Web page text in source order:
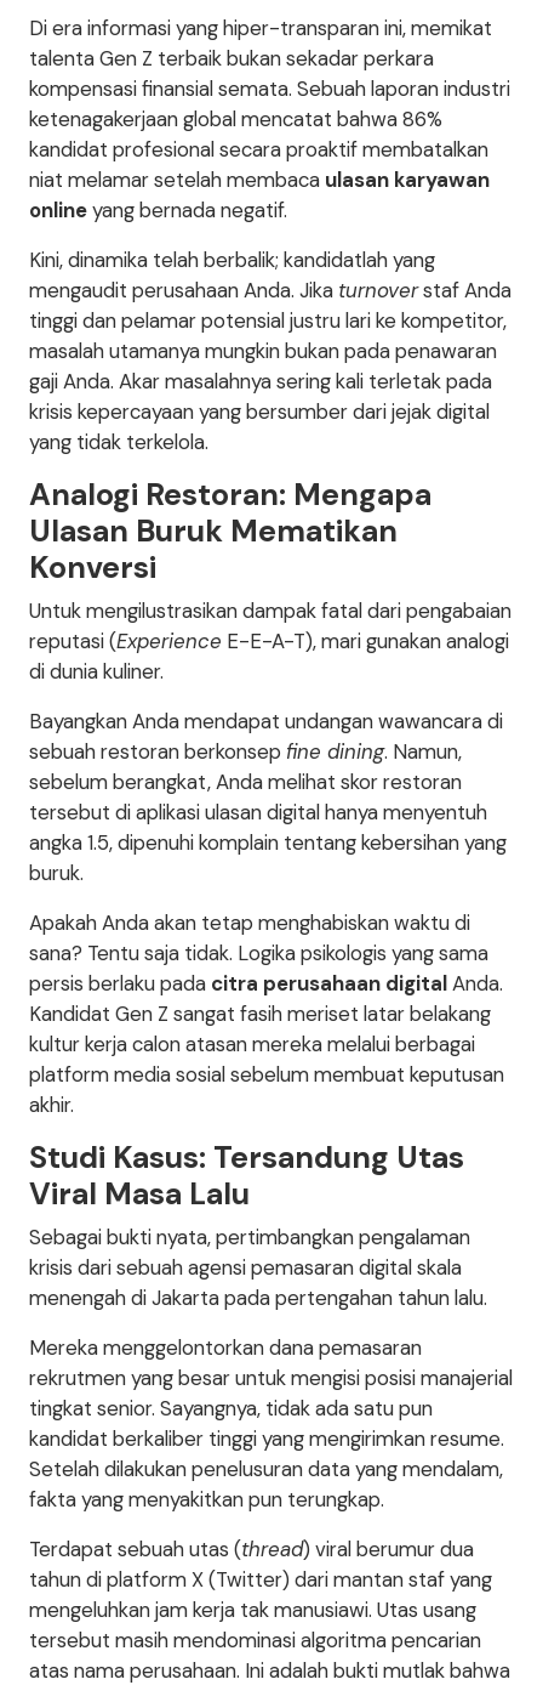
Di era informasi yang hiper-transparan ini, memikat
talenta Gen Z terbaik bukan sekadar perkara
kompensasi finansial semata. Sebuah laporan industri
ketenagakerjaan global mencatat bahwa 86%
kandidat profesional secara proaktif membatalkan
niat melamar setelah membaca ulasan karyawan
onlineyang bernada negatif.
Kini, dinamika telah berbalik; kandidatlah yang
mengaudit perusahaan Anda. Jika turnoverstaf Anda
tinggi dan pelamar potensial justru lari ke kompetitor,
masalah utamanya mungkin bukan pada penawaran
gaji Anda. Akar masalahnya sering kali terletak pada
krisis kepercayaan yang bersumber dari jejak digital
yang tidak terkelola.
Analogi Restoran: Mengapa
Ulasan Buruk Mematikan
Konversi
Untuk mengilustrasikan dampak fatal dari pengabaian
reputasi (Experience E-E-A-T), mari gunakan analogi
di dunia kuliner.
Bayangkan Anda mendapat undangan wawancara di
sebuah restoran berkonsep fine dining. Namun,
sebelum berangkat, Anda melihat skor restoran
tersebut di aplikasi ulasan digital hanya menyentuh
angka 1.5, dipenuhi komplain tentang kebersihan yang
buruk.
Apakah Anda akan tetap menghabiskan waktu di
sana? Tentu saja tidak. Logika psikologis yang sama
persis berlaku pada citra perusahaan digitalAnda.
Kandidat Gen Z sangat fasih meriset latar belakang
kultur kerja calon atasan mereka melalui berbagai
platform media sosial sebelum membuat keputusan
akhir.
Studi Kasus: Tersandung Utas
Viral Masa Lalu
Sebagai bukti nyata, pertimbangkan pengalaman
krisis dari sebuah agensi pemasaran digital skala
menengah di Jakarta pada pertengahan tahun lalu.
Mereka menggelontorkan dana pemasaran
rekrutmen yang besar untuk mengisi posisi manajerial
tingkat senior. Sayangnya, tidak ada satu pun
kandidat berkaliber tinggi yang mengirimkan resume.
Setelah dilakukan penelusuran data yang mendalam,
fakta yang menyakitkan pun terungkap.
Terdapat sebuah utas (thread) viral berumur dua
tahun di platform X (Twitter) dari mantan staf yang
mengeluhkan jam kerja tak manusiawi. Utas usang
tersebut masih mendominasi algoritma pencarian
atas nama perusahaan. Ini adalah bukti mutlak bahwa